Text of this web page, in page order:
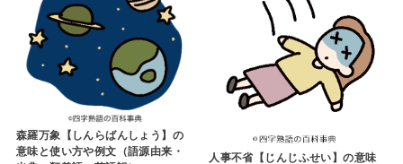
森羅万象【しんらばんしょう】の
意味と使い方や例文（語源由来・
人事不省【じんじふせい】の意味